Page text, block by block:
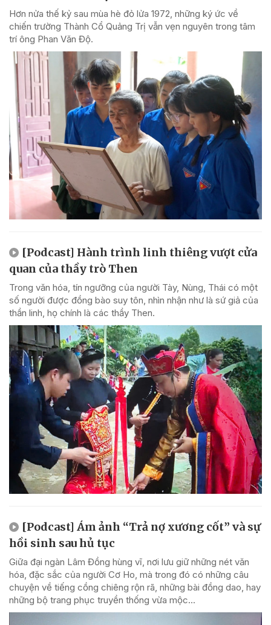
Hơn nửa thế kỷ sau mùa hè đỏ lửa 1972, những ký ức về
chiến trường Thành Cổ Quảng Trị vẫn vẹn nguyên trong tâm
trí ông Phan Văn Độ.
[Podcast] Hành trình linh thiêng vượt cửa
quan của thầy trò Then
Trong văn hóa, tín ngưỡng của người Tày, Nùng, Thái có một
số người được đồng bào suy tôn, nhìn nhận như là sứ giả của
thần linh, họ chính là các thầy Then.
[Podcast] Ám ảnh “Trả nợ xương cốt” và sự
hồi sinh sau hủ tục
Giữa đại ngàn Lâm Đồng hùng vĩ, nơi lưu giữ những nét văn
hóa, đặc sắc của người Cơ Ho, mà trong đó có những câu
chuyện về tiếng cồng chiêng rộn rã, những bài đồng dao, hay
những bộ trang phục truyền thống vừa mộc...